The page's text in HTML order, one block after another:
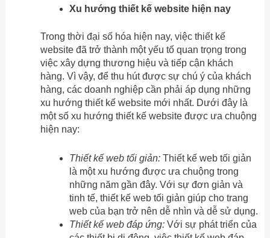
Xu hướng thiết kế website hiện nay
Trong thời đại số hóa hiện nay, việc thiết kế
website đã trở thành một yếu tố quan trọng trong
việc xây dựng thương hiệu và tiếp cận khách
hàng. Vì vậy, để thu hút được sự chú ý của khách
hàng, các doanh nghiệp cần phải áp dụng những
xu hướng thiết kế website mới nhất. Dưới đây là
một số xu hướng thiết kế website được ưa chuộng
hiện nay:
Thiết kế web tối giản:Thiết kế web tối giản
là một xu hướng được ưa chuộng trong
những năm gần đây. Với sự đơn giản và
tinh tế, thiết kế web tối giản giúp cho trang
web của bạn trở nên dễ nhìn và dễ sử dụng.
Thiết kế web đáp ứng:Với sự phát triển của